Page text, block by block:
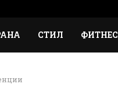
СТИЛ ФИТНЕС